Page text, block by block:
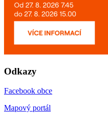
Odkazy
Facebook obce
Mapový portál